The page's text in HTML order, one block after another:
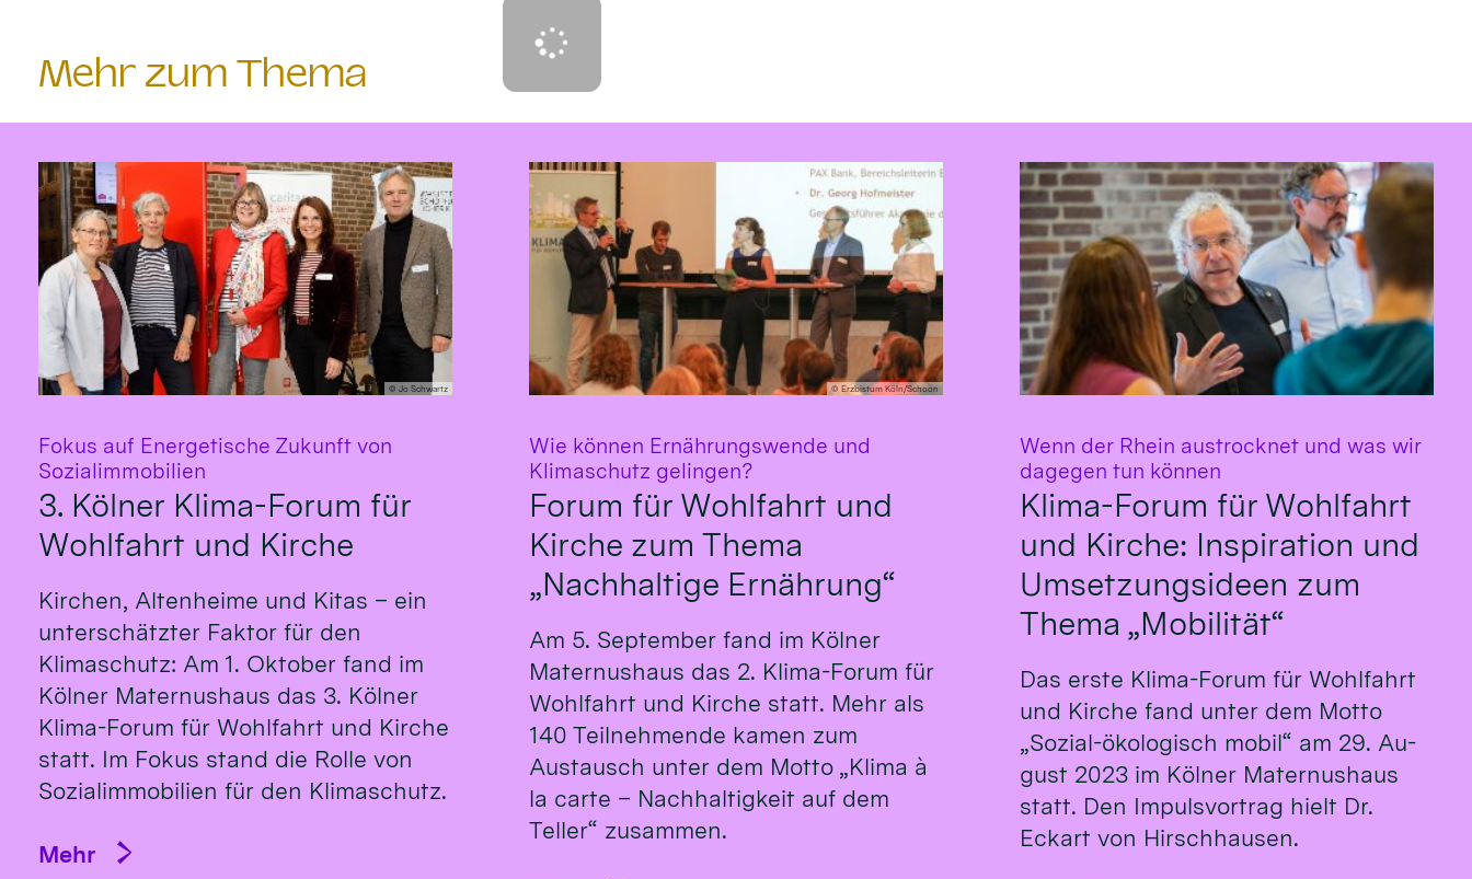
Mehr zum Thema
© Jo Schwartz
Fokus auf Energetische Zukunft von
Sozialimmobilien
3. Kölner Klima-Forum für
Wohlfahrt und Kirche
Kirchen, Altenheime und Kitas – ein
unterschätzter Faktor für den
Klimaschutz: Am 1. Oktober fand im
Kölner Maternushaus das 3. Kölner
Klima-Forum für Wohlfahrt und Kirche
statt. Im Fokus stand die Rolle von
Sozialimmobilien für den Klimaschutz.
Mehr
© Erzbistum Köln/Schoon
Wie können Ernährungswende und
Klimaschutz gelingen?
Forum für Wohlfahrt und
Kirche zum Thema
„Nachhaltige Ernährung“
Am 5. September fand im Kölner
Maternushaus das 2. Klima-Forum für
Wohlfahrt und Kirche statt. Mehr als
140 Teilnehmende kamen zum
Austausch unter dem Motto „Klima à
la carte – Nachhaltigkeit auf dem
Teller“ zusammen.
Wenn der Rhein austrocknet und was wir
dagegen tun können
Klima-Forum für Wohlfahrt
und Kirche: Inspiration und
Umsetzungsideen zum
Thema „Mobilität“
Das erste Klima-Fo­rum für Wohl­fahrt
und Kirche fand un­ter dem Mot­to
„So­zial-öko­logisch mo­bil“ am 29. Au­
gust 2023 im Köl­ner Ma­ternus­haus
statt. Den Impulsvortrag hielt Dr.
Eckart von Hirsch­hausen.